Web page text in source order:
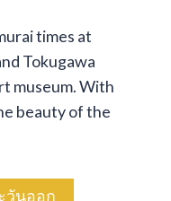
times at
Tokugawa
museum. With
beauty of the
วันออก